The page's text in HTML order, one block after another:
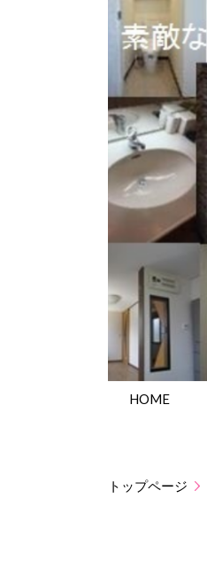
HOME
トップページ